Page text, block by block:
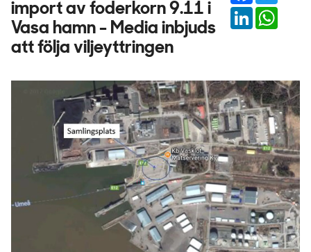
import av foderkorn 9.11 i
Vasa hamn - Media inbjuds
att följa viljeyttringen
LinkedIn